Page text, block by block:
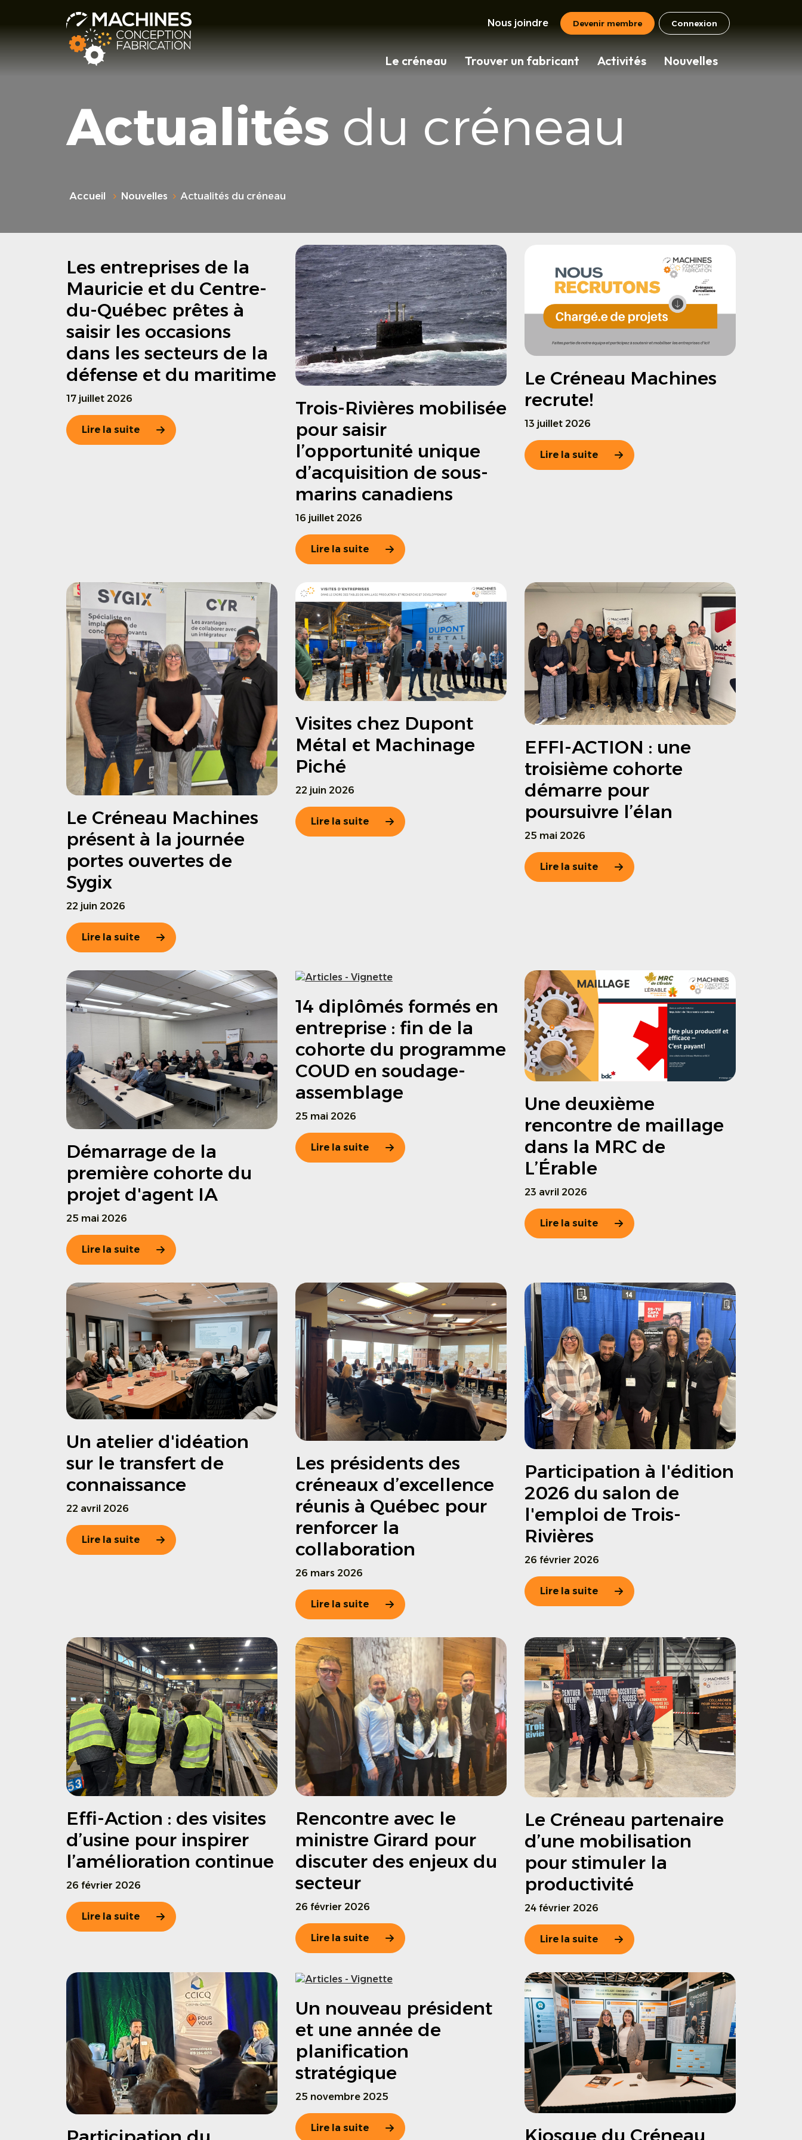
Nous joindre Devenir membre Connexion
Le créneau Trouver un fabricant Activités Nouvelles
Actualités du créneau
Accueil Nouvelles Actualités du créneau
Les entreprises de la
Mauricie et du Centre-
du-Québec prêtes à
saisir les occasions
dans les secteurs de la
défense et du maritime
17 juillet 2026
Lire la suite
Trois-Rivières mobilisée
pour saisir
l’opportunité unique
d’acquisition de sous-
marins canadiens
16 juillet 2026
Lire la suite
Le Créneau Machines
recrute!
13 juillet 2026
Lire la suite
Le Créneau Machines
présent à la journée
portes ouvertes de
Sygix
22 juin 2026
Lire la suite
Visites chez Dupont
Métal et Machinage
Piché
22 juin 2026
Lire la suite
EFFI-ACTION : une
troisième cohorte
démarre pour
poursuivre l’élan
25 mai 2026
Lire la suite
Démarrage de la
première cohorte du
projet d'agent IA
25 mai 2026
Lire la suite
14 diplômés formés en
entreprise : fin de la
cohorte du programme
COUD en soudage-
assemblage
25 mai 2026
Lire la suite
Une deuxième
rencontre de maillage
dans la MRC de
L’Érable
23 avril 2026
Lire la suite
Un atelier d'idéation
sur le transfert de
connaissance
22 avril 2026
Lire la suite
Les présidents des
créneaux d’excellence
réunis à Québec pour
renforcer la
collaboration
26 mars 2026
Lire la suite
Participation à l'édition
2026 du salon de
l'emploi de Trois-
Rivières
26 février 2026
Lire la suite
Effi-Action : des visites
d’usine pour inspirer
l’amélioration continue
26 février 2026
Lire la suite
Rencontre avec le
ministre Girard pour
discuter des enjeux du
secteur
26 février 2026
Lire la suite
Le Créneau partenaire
d’une mobilisation
pour stimuler la
productivité
24 février 2026
Lire la suite
Un nouveau président
et une année de
planification
stratégique
25 novembre 2025
Lire la suite Kiosque du Créneau